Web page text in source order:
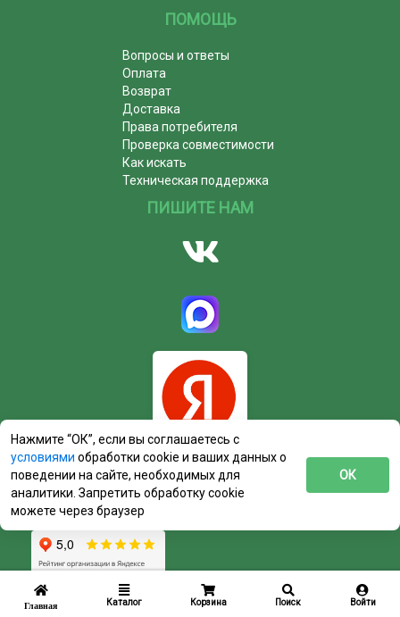
Главная Каталог Корзина Поиск Войти
ПОМОЩЬ
Вопросы и ответы
Оплата
Возврат
Доставка
Права потребителя
Проверка совместимости
Как искать
Техническая поддержка
ПИШИТЕ НАМ
Нажмите “ОК”, если вы соглашаетесь с
условиями обработки cookie и ваших данных о
поведении на сайте, необходимых для
аналитики. Запретить обработку cookie
можете через браузер
ОК